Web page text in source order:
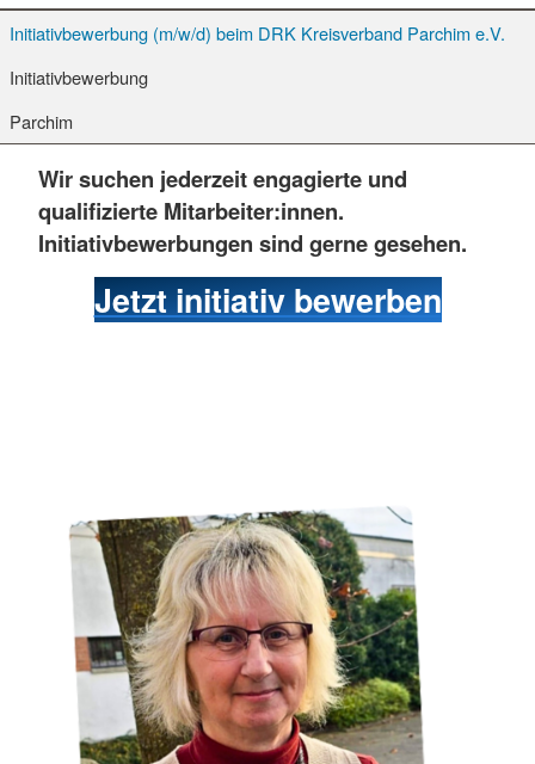
Initiativbewerbung (m/w/d) beim DRK Kreisverband Parchim e.V.
Initiativbewerbung
Parchim
Wir suchen jederzeit engagierte und
qualifizierte Mitarbeiter:innen.
Initiativbewerbungen sind gerne gesehen.
Jetzt initiativ bewerben